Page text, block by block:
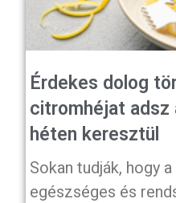
Érdekes dolog
citromhéjat adsz
héten keresztül
Sokan tudják, hogy
egészséges és